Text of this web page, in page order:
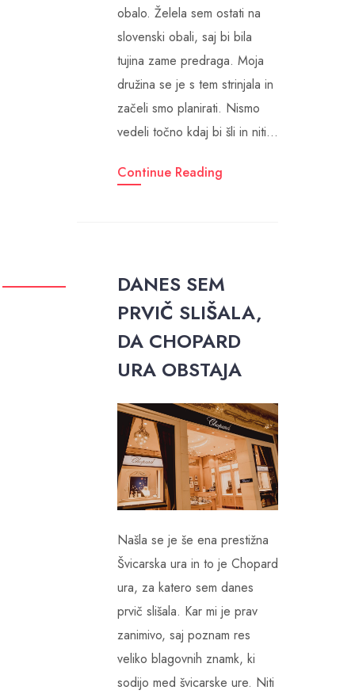
obalo. Želela sem ostati na
slovenski obali, saj bi bila
tujina zame predraga. Moja
družina se je s tem strinjala in
začeli smo planirati. Nismo
vedeli točno kdaj bi šli in niti…
Continue Reading
DANES SEM
PRVIČ SLIŠALA,
DA CHOPARD
URA OBSTAJA
Našla se je še ena prestižna
Švicarska ura in to je Chopard
ura, za katero sem danes
prvič slišala. Kar mi je prav
zanimivo, saj poznam res
veliko blagovnih znamk, ki
sodijo med švicarske ure. Niti